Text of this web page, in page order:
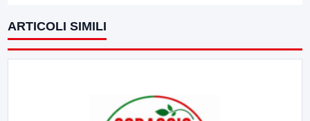
ARTICOLI SIMILI